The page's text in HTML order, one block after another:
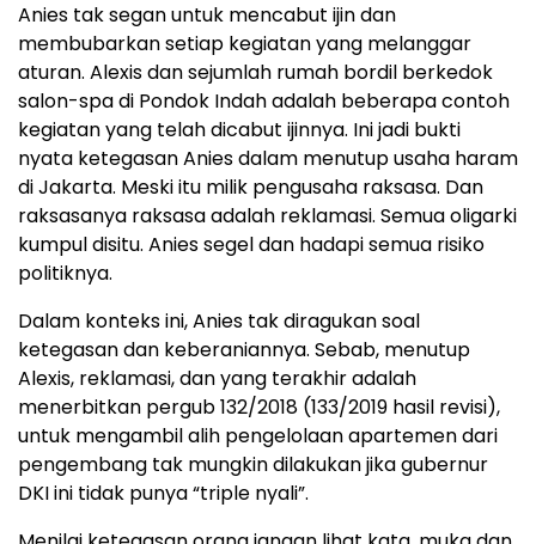
Anies tak segan untuk mencabut ijin dan
membubarkan setiap kegiatan yang melanggar
aturan. Alexis dan sejumlah rumah bordil berkedok
salon-spa di Pondok Indah adalah beberapa contoh
kegiatan yang telah dicabut ijinnya. Ini jadi bukti
nyata ketegasan Anies dalam menutup usaha haram
di Jakarta. Meski itu milik pengusaha raksasa. Dan
raksasanya raksasa adalah reklamasi. Semua oligarki
kumpul disitu. Anies segel dan hadapi semua risiko
politiknya.
Dalam konteks ini, Anies tak diragukan soal
ketegasan dan keberaniannya. Sebab, menutup
Alexis, reklamasi, dan yang terakhir adalah
menerbitkan pergub 132/2018 (133/2019 hasil revisi),
untuk mengambil alih pengelolaan apartemen dari
pengembang tak mungkin dilakukan jika gubernur
DKI ini tidak punya “triple nyali”.